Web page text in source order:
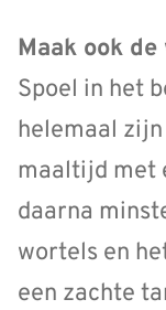
Maak ook
Spoel in het
helemaal
maaltijd met
daarna
wortels en
een zachte